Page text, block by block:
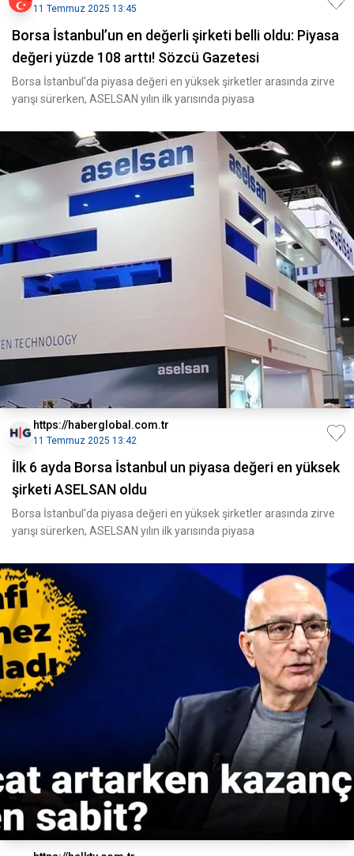
11 Temmuz 2025 13:45
Borsa İstanbul’un en değerli şirketi belli oldu: Piyasa
değeri yüzde 108 arttı! Sözcü Gazetesi
Borsa İstanbul'da piyasa değeri en yüksek şirketler arasında zirve
yarışı sürerken, ASELSAN yılın ilk yarısında piyasa
https://haberglobal.com.tr
11 Temmuz 2025 13:42
İlk 6 ayda Borsa İstanbul un piyasa değeri en yüksek
şirketi ASELSAN oldu
Borsa İstanbul'da piyasa değeri en yüksek şirketler arasında zirve
yarışı sürerken, ASELSAN yılın ilk yarısında piyasa